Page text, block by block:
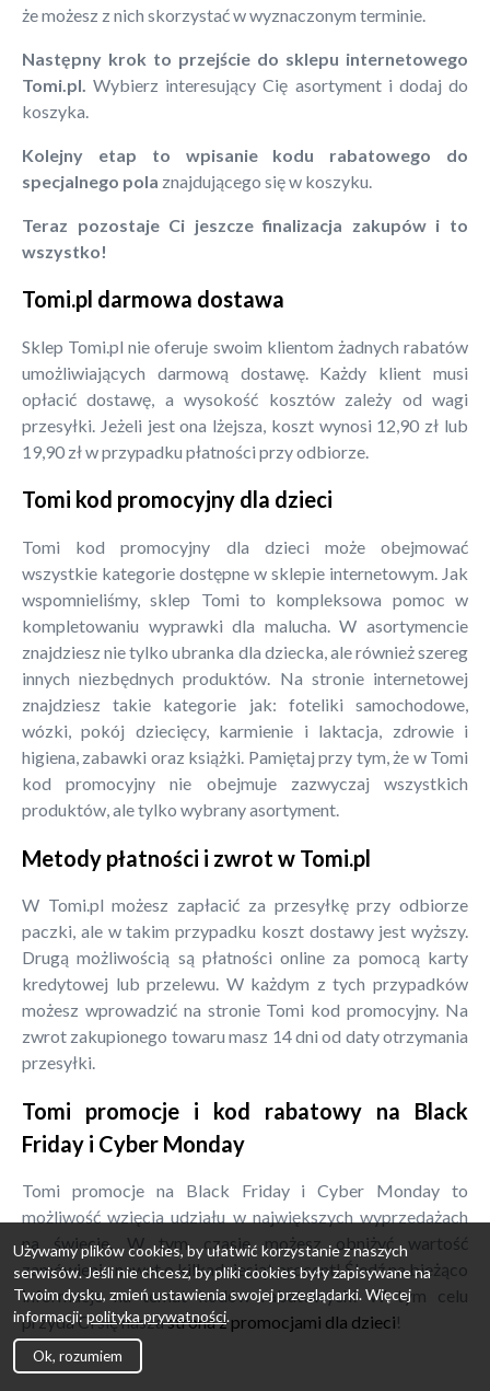
że możesz z nich skorzystać w wyznaczonym terminie.
Następny krok to przejście do sklepu internetowego
Tomi.pl.Wybierz interesujący Cię asortyment i dodaj do
koszyka.
Kolejny etap to wpisanie kodu rabatowego do
specjalnego pola znajdującego się w koszyku.
Teraz pozostaje Ci jeszcze finalizacja zakupów i to
wszystko!
Tomi.pl darmowa dostawa
Sklep Tomi.pl nie oferuje swoim klientom żadnych rabatów
umożliwiających darmową dostawę. Każdy klient musi
opłacić dostawę, a wysokość kosztów zależy od wagi
przesyłki. Jeżeli jest ona lżejsza, koszt wynosi 12,90 zł lub
19,90 zł w przypadku płatności przy odbiorze.
Tomi kod promocyjny dla dzieci
Tomi kod promocyjny dla dzieci może obejmować
wszystkie kategorie dostępne w sklepie internetowym. Jak
wspomnieliśmy, sklep Tomi to kompleksowa pomoc w
kompletowaniu wyprawki dla malucha. W asortymencie
znajdziesz nie tylko ubranka dla dziecka, ale również szereg
innych niezbędnych produktów. Na stronie internetowej
znajdziesz takie kategorie jak: foteliki samochodowe,
wózki, pokój dziecięcy, karmienie i laktacja, zdrowie i
higiena, zabawki oraz książki. Pamiętaj przy tym, że w Tomi
kod promocyjny nie obejmuje zazwyczaj wszystkich
produktów, ale tylko wybrany asortyment.
Metody płatności i zwrot w Tomi.pl
W Tomi.pl możesz zapłacić za przesyłkę przy odbiorze
paczki, ale w takim przypadku koszt dostawy jest wyższy.
Drugą możliwością są płatności online za pomocą karty
kredytowej lub przelewu. W każdym z tych przypadków
możesz wprowadzić na stronie Tomi kod promocyjny. Na
zwrot zakupionego towaru masz 14 dni od daty otrzymania
przesyłki.
Tomi promocje i kod rabatowy na Black
Friday i Cyber Monday
Tomi promocje na Black Friday i Cyber Monday to
możliwość wzięcia udziału w największych wyprzedażach
na świecie. W tym czasie możesz obniżyć wartość
zamówienia nawet o kilkadziesiąt procent! Śledź na bieżąco
informacje na temat kodów rabatowych! W tym celu
przyda Ci się naszastrona z promocjami dla dzieci!
Używamy plików cookies, by ułatwić korzystanie z naszych
serwisów. Jeśli nie chcesz, by pliki cookies były zapisywane na
Twoim dysku, zmień ustawienia swojej przeglądarki. Więcej
informacji:polityka prywatności.
Ok, rozumiem